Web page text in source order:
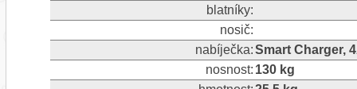
blatníky:
nosič:
nabíječka:Smart Charger,
nosnost: 130 kg